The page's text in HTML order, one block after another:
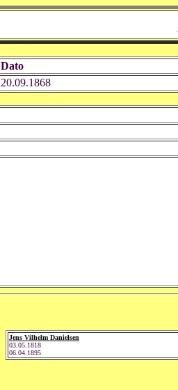
Dato
20.09.1868
Jens Vilhelm Danielsen
03.05.1818
06.04.1895